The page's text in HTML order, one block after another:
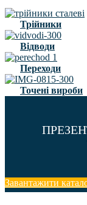
Трійники
Відводи
Переходи
Точені вироби
Завантажити